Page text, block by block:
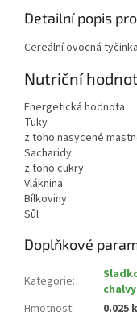
Detailní popis
Cereální ovocná
Nutriční
Energetická hodnota
Tuky
z toho nasycené
Sacharidy
z toho cukry
Vláknina
Bílkoviny
Sůl
Doplňkové
Kategorie:
chalvy
Hmotnost:
0.025